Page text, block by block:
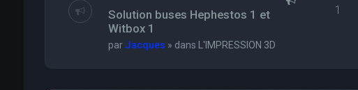
Solution buses Hephestos 1 et
Witbox 1
par Jacques » dans L'IMPRESSION 3D
1